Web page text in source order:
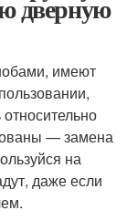
дверную
имеют
— замена
на
даже если